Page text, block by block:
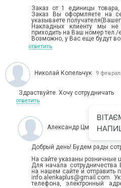
Заказ от 1 единицы
Заказ Вы оформляете на
указываете
Накладных клиенту мы
приходить на Ваш номер тел./
Возможно, у Вас еще будут
ответить
Николай Копельчук 9
Здраствуйте. Хочу сотрудничать
ответить
Александр Цмыкал 9
Добрый день! Будем рады
На сайте указаны розничные
Для начала сотрудничества
на нашем сайте и отправить
info.alenkaplus@gmail.com.
телефона, электронный